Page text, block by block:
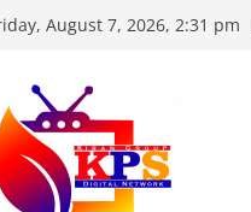
August 7, 2026, 2:31 pm